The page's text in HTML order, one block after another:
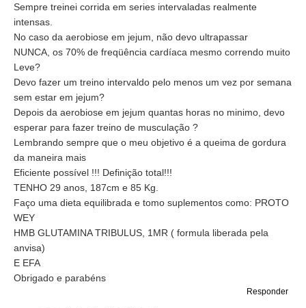
Sempre treinei corrida em series intervaladas realmente
intensas.
No caso da aerobiose em jejum, não devo ultrapassar
NUNCA, os 70% de freqüência cardíaca mesmo correndo muito
Leve?
Devo fazer um treino intervaldo pelo menos um vez por semana
sem estar em jejum?
Depois da aerobiose em jejum quantas horas no minimo, devo
esperar para fazer treino de musculação ?
Lembrando sempre que o meu objetivo é a queima de gordura
da maneira mais
Eficiente possível !!! Definição total!!!
TENHO 29 anos, 187cm e 85 Kg.
Faço uma dieta equilibrada e tomo suplementos como: PROTO
WEY
HMB GLUTAMINA TRIBULUS, 1MR ( formula liberada pela
anvisa)
E EFA
Obrigado e parabéns
Responder